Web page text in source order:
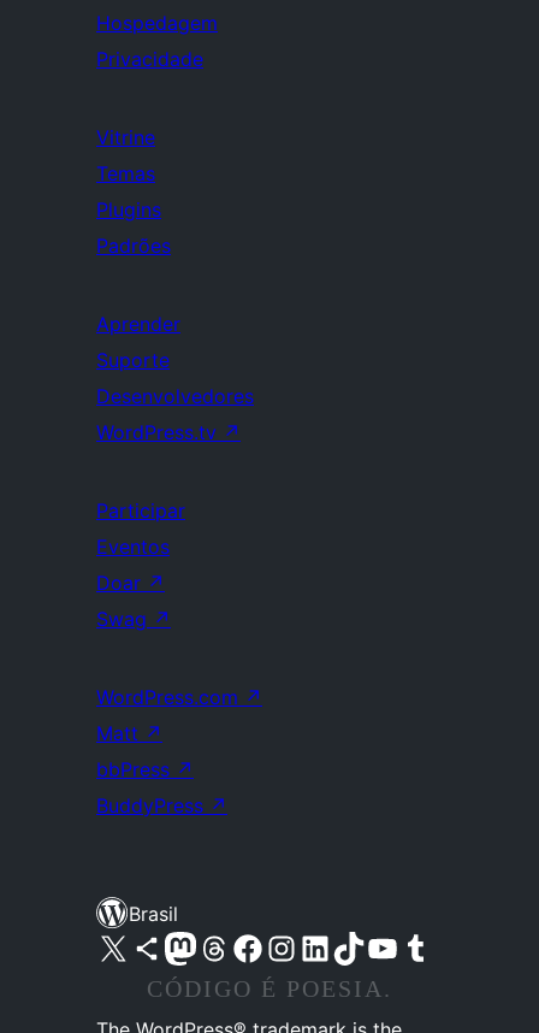
Hospedagem
Privacidade
Vitrine
Temas
Plugins
Padrões
Aprender
Suporte
Desenvolvedores
WordPress.tv ↗
Participar
Eventos
Doar ↗
Swag ↗
WordPress.com ↗
Matt ↗
bbPress ↗
BuddyPress ↗
Brasil
Acessar nossa conta do X (antigo Twitter)
Acessar nossa conta do Bluesky
Acessar nossa conta do Mastodon
Acessar nossa conta do Threads
Acessar nossa página do Facebook
Acessar nossa conta do Instagram
Acessar nossa conta do LinkedIn
Acessar nossa conta do TikTok
Acessar nosso canal do YouTube
Acessar nossa conta no Tumblr
CÓDIGO É POESIA.